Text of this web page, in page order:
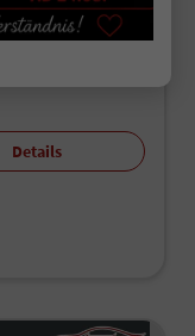
Grau
Details